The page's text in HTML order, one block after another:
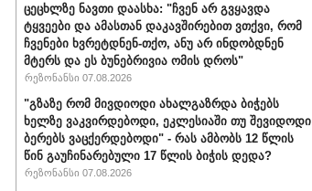
ცეცხლზე ნავთი დაასხა: "ჩვენ არ გვყავდა
ტყვეები და ამასთან დაკავშირებით ვთქვი, რომ
ჩვენები ხვრეტდნენ-თქო, ანუ არ ინდობდნენ
მტერს და ეს ბუნებრივია ომის დროს"
რეზონანსი 07.08.2026
"გზაზე რომ მივდიოდი ახალგაზრდა ბიჭებს
ხელზე ვაკვირდებოდი, ეკლესიაში თუ შევიდოდი
ბერებს ვაცქერდებოდი" - რას ამბობს 12 წლის
წინ გაუჩინარებული 17 წლის ბიჭის დედა?
რეზონანსი 07.08.2026